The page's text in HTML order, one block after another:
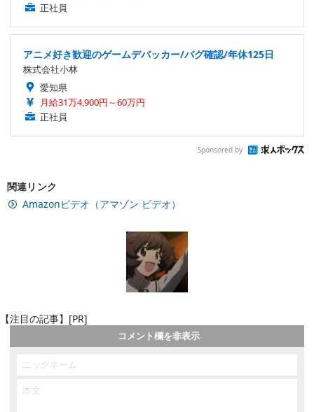
正社員
アニメ好き歓迎のゲームデバッカー/バグ確認/年休125日
株式会社小林
愛知県
月給31万4,900円～60万円
正社員
Sponsored by
関連リンク
Amazonビデオ（アマゾン ビデオ）
【注目の記事】[PR]
コメント欄を非表示